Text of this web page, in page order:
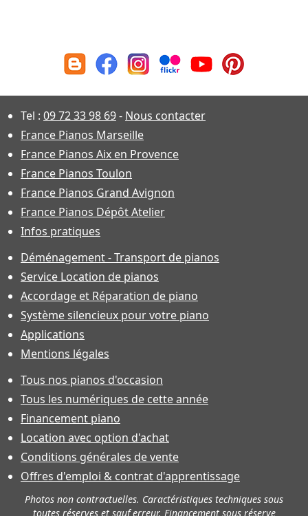
Tel : 09 72 33 98 69- Nous contacter
France Pianos Marseille
France Pianos Aix en Provence
France Pianos Toulon
France Pianos Grand Avignon
France Pianos Dépôt Atelier
Infos pratiques
Déménagement - Transport de pianos
Service Location de pianos
Accordage et Réparation de piano
Système silencieux pour votre piano
Applications
Mentions légales
Tous nos pianos d'occasion
Tous les numériques de cette année
Financement piano
Location avec option d'achat
Conditions générales de vente
Offres d'emploi & contrat d'apprentissage
Photos non contractuelles. Caractéristiques techniques sous
toutes réserves et sauf erreur. Financement sous réserve